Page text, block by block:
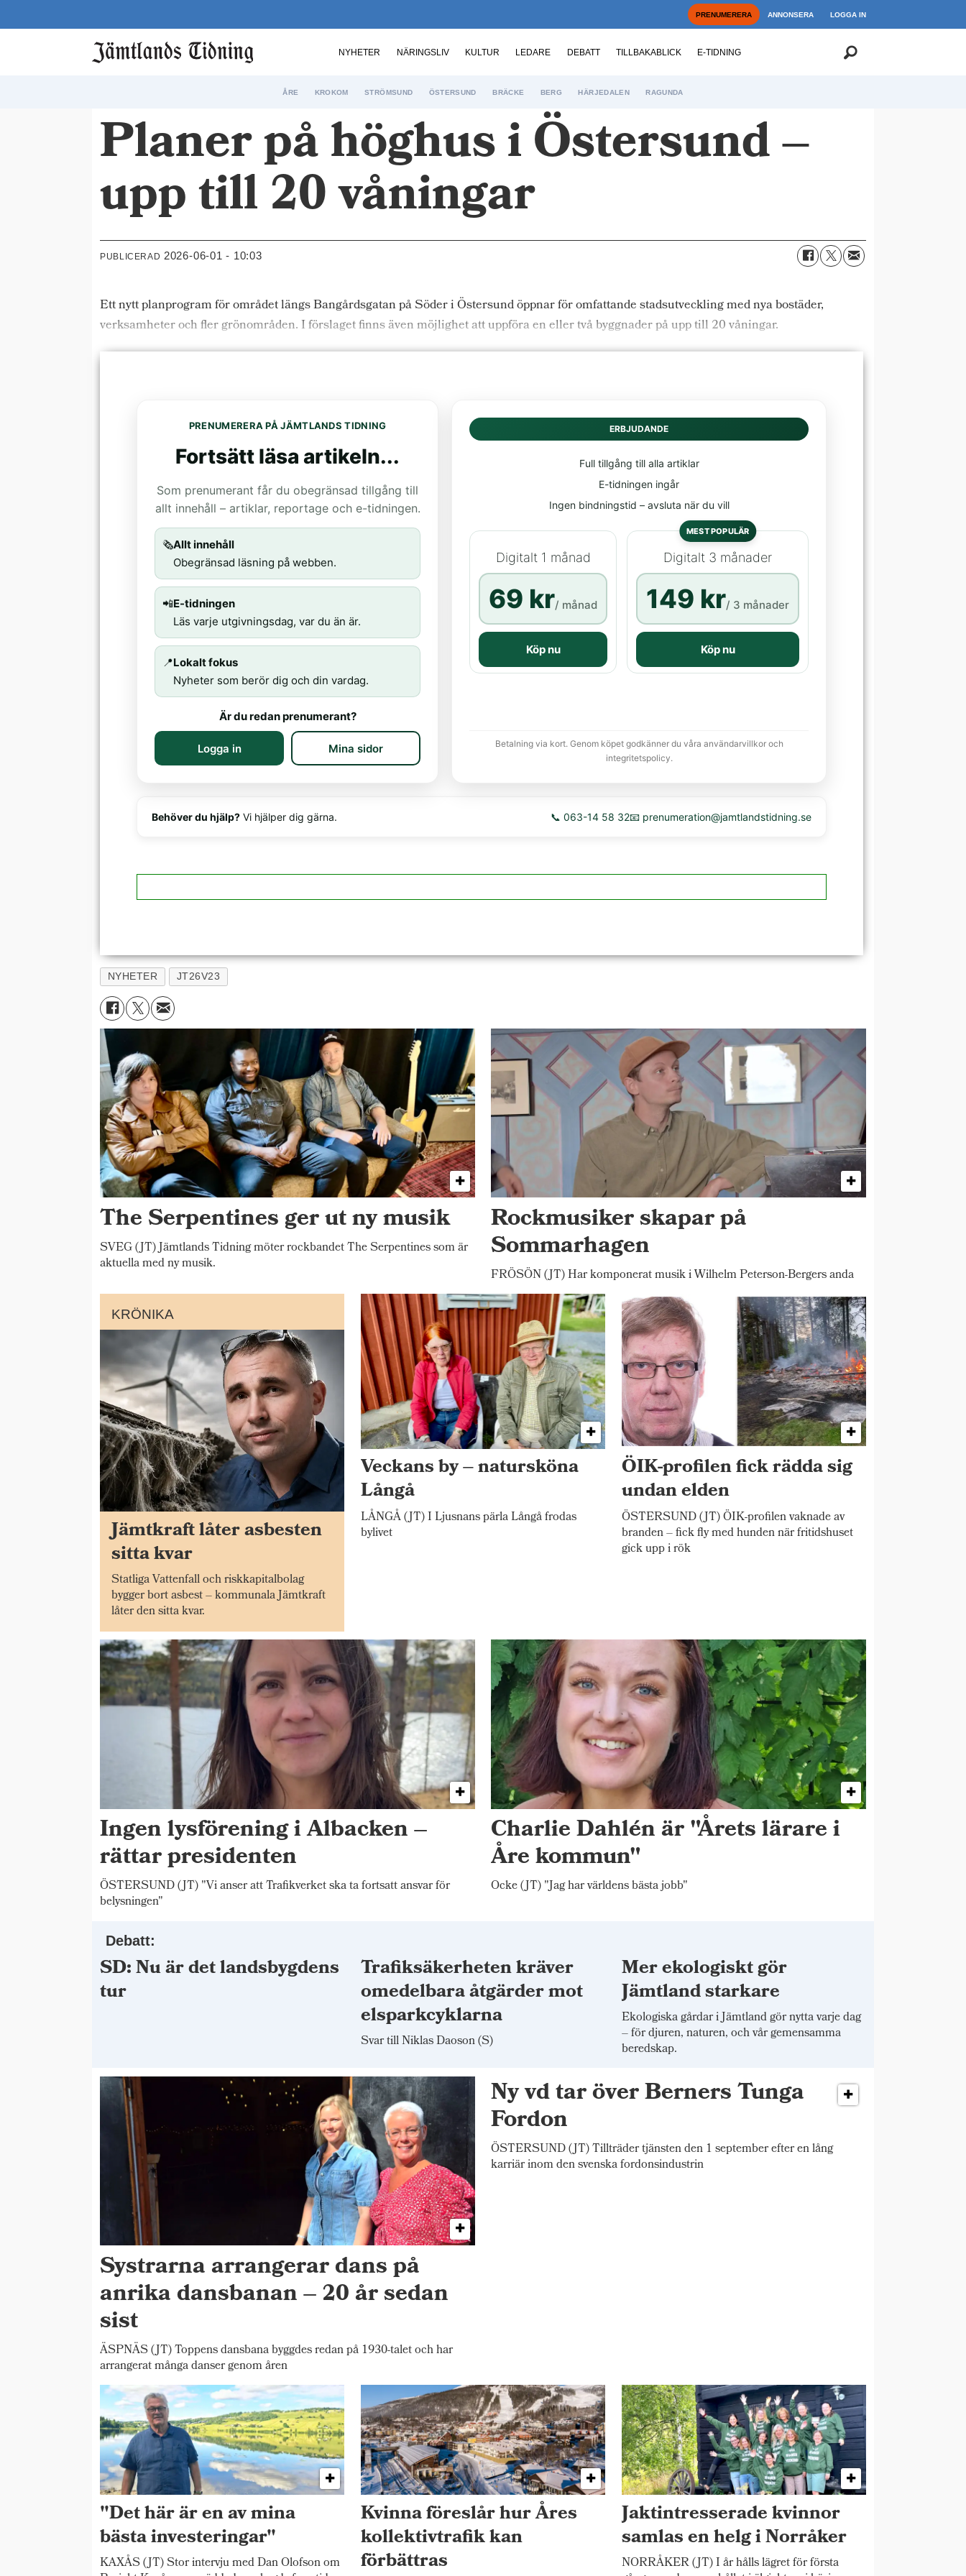
PRENUMERERA ANNONSERA LOGGA IN
NYHETER NÄRINGSLIV KULTUR LEDARE DEBATT TILLBAKABLICK E-TIDNING
ÅRE KROKOM STRÖMSUND ÖSTERSUND BRÄCKE BERG HÄRJEDALEN RAGUNDA
Planer på höghus i Östersund –
upp till 20 våningar
PUBLICERAD 2026-06-01 - 10:03
Ett nytt planprogram för området längs Bangårdsgatan på Söder i Östersund öppnar för omfattande stadsutveckling med nya bostäder,
verksamheter och fler grönområden. I förslaget finns även möjlighet att uppföra en eller två byggnader på upp till 20 våningar.
PRENUMERERA PÅ JÄMTLANDS TIDNING
Fortsätt läsa artikeln...
Som prenumerant får du obegränsad tillgång till
allt innehåll – artiklar, reportage och e-tidningen.
🗞️Allt innehåll
Obegränsad läsning på webben.
📲E-tidningen
Läs varje utgivningsdag, var du än är.
📍Lokalt fokus
Nyheter som berör dig och din vardag.
Är du redan prenumerant?
Logga in Mina sidor
ERBJUDANDE
Full tillgång till alla artiklar
E-tidningen ingår
Ingen bindningstid – avsluta när du vill
Digitalt 1 månad
69 kr/ månad
Köp nu
MEST POPULÄR
Digitalt 3 månader
149 kr/ 3 månader
Köp nu
Betalning via kort. Genom köpet godkänner du våra användarvillkor och
integritetspolicy.
Behöver du hjälp? Vi hjälper dig gärna. 📞 063-14 58 32📧 prenumeration@jamtlandstidning.se
NYHETER JT26V23
The Serpentines ger ut ny musik
SVEG (JT) Jämtlands Tidning möter rockbandet The Serpentines som är
aktuella med ny musik.
Rockmusiker skapar på
Sommarhagen
FRÖSÖN (JT) Har komponerat musik i Wilhelm Peterson-Bergers anda
KRÖNIKA
Jämtkraft låter asbesten
sitta kvar
Statliga Vattenfall och riskkapitalbolag
bygger bort asbest – kommunala Jämtkraft
låter den sitta kvar.
Veckans by – natursköna
Långå
LÅNGÅ (JT) I Ljusnans pärla Långå frodas
bylivet
ÖIK-profilen fick rädda sig
undan elden
ÖSTERSUND (JT) ÖIK-profilen vaknade av
branden – fick fly med hunden när fritidshuset
gick upp i rök
Ingen lysförening i Albacken –
rättar presidenten
ÖSTERSUND (JT) "Vi anser att Trafikverket ska ta fortsatt ansvar för
belysningen"
Charlie Dahlén är "Årets lärare i
Åre kommun"
Ocke (JT) "Jag har världens bästa jobb"
Debatt:
SD: Nu är det landsbygdens
tur
Trafiksäkerheten kräver
omedelbara åtgärder mot
elsparkcyklarna
Svar till Niklas Daoson (S)
Mer ekologiskt gör
Jämtland starkare
Ekologiska gårdar i Jämtland gör nytta varje dag
– för djuren, naturen, och vår gemensamma
beredskap.
Systrarna arrangerar dans på
anrika dansbanan – 20 år sedan
sist
ÄSPNÄS (JT) Toppens dansbana byggdes redan på 1930-talet och har
arrangerat många danser genom åren
Ny vd tar över Berners Tunga
Fordon
ÖSTERSUND (JT) Tillträder tjänsten den 1 september efter en lång
karriär inom den svenska fordonsindustrin
"Det här är en av mina
bästa investeringar"
KAXÅS (JT) Stor intervju med Dan Olofson om
Kvinna föreslår hur Åres
kollektivtrafik kan
förbättras
Jaktintresserade kvinnor
samlas en helg i Norråker
NORRÅKER (JT) I år hålls lägret för första